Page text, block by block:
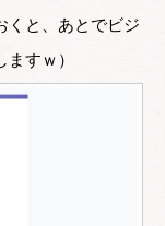
くと、あとでビジ
すｗ）